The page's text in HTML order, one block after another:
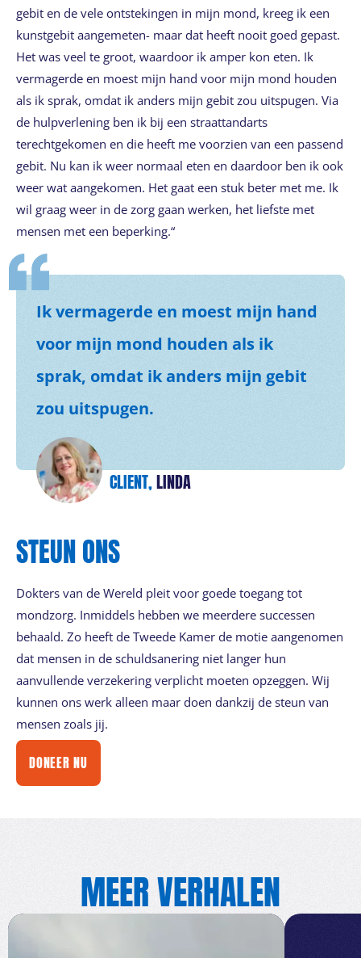
gebit en de vele ontstekingen in mijn mond, kreeg ik een
kunstgebit aangemeten- maar dat heeft nooit goed gepast.
Het was veel te groot, waardoor ik amper kon eten. Ik
vermagerde en moest mijn hand voor mijn mond houden
als ik sprak, omdat ik anders mijn gebit zou uitspugen. Via
de hulpverlening ben ik bij een straattandarts
terechtgekomen en die heeft me voorzien van een passend
gebit. Nu kan ik weer normaal eten en daardoor ben ik ook
weer wat aangekomen. Het gaat een stuk beter met me. Ik
wil graag weer in de zorg gaan werken, het liefste met
mensen met een beperking.“
Ik vermagerde en moest mijn hand
voor mijn mond houden als ik
sprak, omdat ik anders mijn gebit
zou uitspugen.
CLIENT,LINDA
STEUN ONS
Dokters van de Wereld pleit voor goede toegang tot
mondzorg. Inmiddels hebben we meerdere successen
behaald. Zo heeft de Tweede Kamer de motie aangenomen
dat mensen in de schuldsanering niet langer hun
aanvullende verzekering verplicht moeten opzeggen. Wij
kunnen ons werk alleen maar doen dankzij de steun van
mensen zoals jij.
DONEER NU
MEER VERHALEN